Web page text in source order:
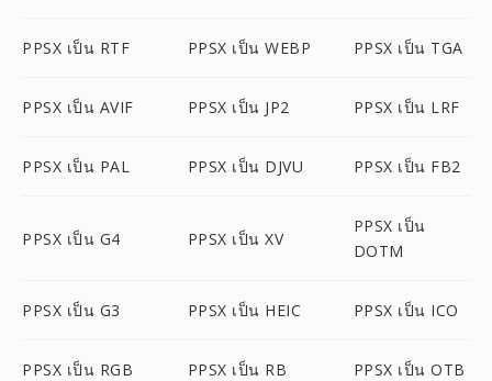
PPSX เป็น RTF PPSX เป็น WEBP PPSX เป็น TGA
PPSX เป็น AVIF PPSX เป็น JP2 PPSX เป็น LRF
PPSX เป็น PAL PPSX เป็น DJVU PPSX เป็น FB2
PPSX เป็น G4 PPSX เป็น XV
PPSX เป็น
DOTM
PPSX เป็น G3 PPSX เป็น HEIC PPSX เป็น ICO
PPSX เป็น RGB PPSX เป็น RB PPSX เป็น OTB